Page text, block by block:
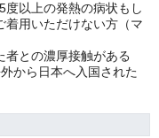
以上の発熱の病状もし
用いただけない方（マ
との濃厚接触がある
から日本へ入国された